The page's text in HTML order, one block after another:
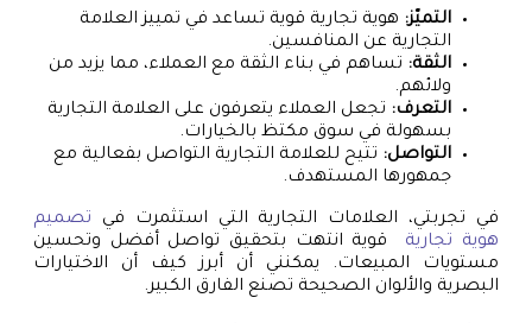
التميّز: هوية تجارية قوية تساعد في تمييز العلامة
التجارية عن المنافسين.
الثقة: تساهم في بناء الثقة مع العملاء، مما يزيد من
ولائهم.
التعرف: تجعل العملاء يتعرفون على العلامة التجارية
بسهولة في سوق مكتظ بالخيارات.
التواصل: تتيح للعلامة التجارية التواصل بفعالية مع
جمهورها المستهدف.
في تجربتي، العلامات التجارية التي استثمرت في تصميم
هوية تجارية قوية انتهت بتحقيق تواصل أفضل وتحسين
مستويات المبيعات. يمكنني أن أبرز كيف أن الاختيارات
البصرية والألوان الصحيحة تصنع الفارق الكبير.